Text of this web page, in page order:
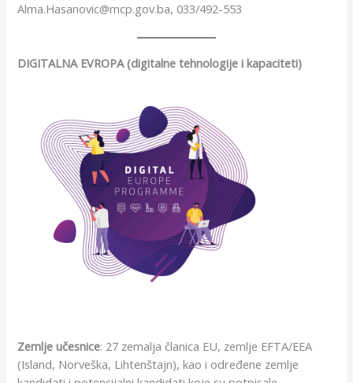
Alma.Hasanovic@mcp.gov.ba, 033/492-553
DIGITALNA EVROPA (digitalne tehnologije i kapaciteti)
Zemlje učesnice: 27 zemalja članica EU, zemlje EFTA/EEA
(Island, Norveška, Lihtenštajn), kao i određene zemlje